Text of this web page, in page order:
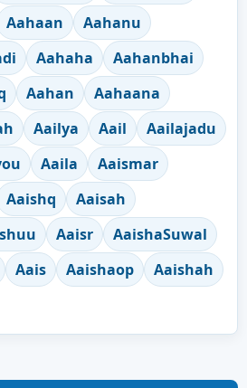
Aahaan
Aahanu
Aahaha
Aahanbhai
Aahan
Aahaana
Aailya Aail
Aailajadu
Aaila
Aaismar
Aaishq
Aaisah
Aaisr
AaishaSuwal
Aais Aaishaop
Aaishah